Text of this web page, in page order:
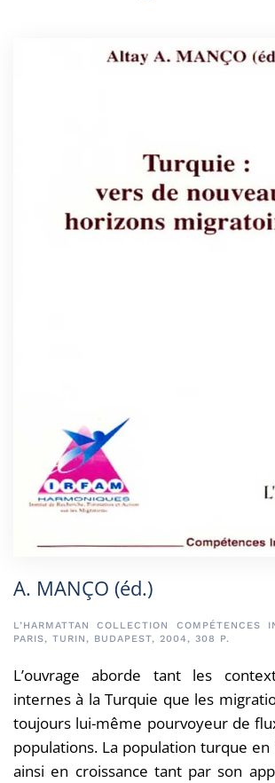
A. MANÇO (éd.)
L’HARMATTAN COLLECTION COMPÉTENCES
PARIS, TURIN, BUDAPEST, 2004, 308 P.
L’ouvrage aborde tant les
internes à la Turquie que les
toujours lui-même pourvoyeur de
populations. La population turque
ainsi en croissance tant par son